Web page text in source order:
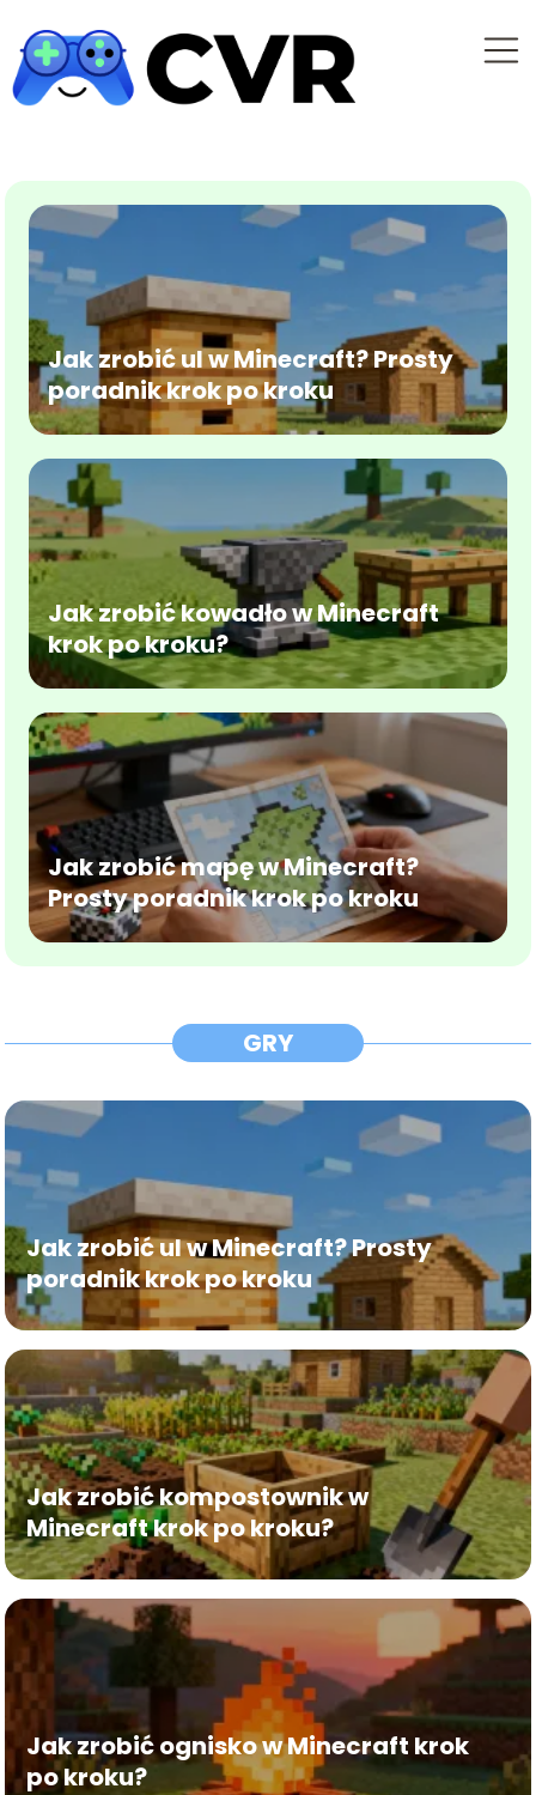
Jak zrobić ul w Minecraft? Prosty
poradnik krok po kroku
Jak zrobić kowadło w Minecraft
krok po kroku?
Jak zrobić mapę w Minecraft?
Prosty poradnik krok po kroku
GRY
Jak zrobić ul w Minecraft? Prosty
poradnik krok po kroku
Jak zrobić kompostownik w
Minecraft krok po kroku?
Jak zrobić ognisko w Minecraft krok
po kroku?